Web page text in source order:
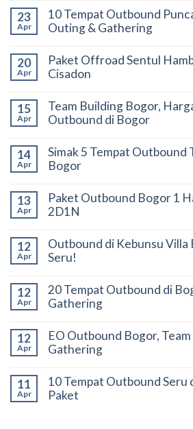
23
Apr
10 Tempat Outbound
Outing & Gathering
20
Apr
Paket Offroad Sentul
Cisadon
15
Apr
Team Building Bogor,
Outbound di Bogor
14
Apr
Simak 5 Tempat Outbound
Bogor
13
Apr
Paket Outbound Bogor 1
2D1N
12
Apr
Outbound di Kebunsu Villa
Seru!
12
Apr
20 Tempat Outbound di
Gathering
12
Apr
EO Outbound Bogor,
Gathering
11
Apr
10 Tempat Outbound Seru
Paket